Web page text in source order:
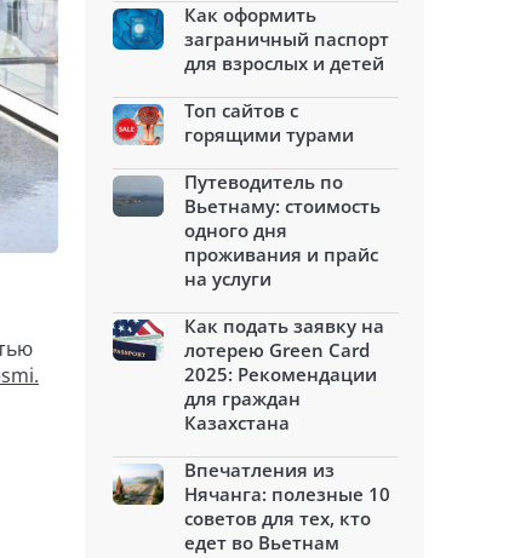
Как оформить
заграничный паспорт
для взрослых и детей
Топ сайтов с
горящими турами
Путеводитель по
Вьетнаму: стоимость
одного дня
проживания и прайс
на услуги
Как подать заявку на
лотерею Green Card
2025: Рекомендации
для граждан
Казахстана
Впечатления из
Нячанга: полезные 10
советов для тех, кто
едет во Вьетнам